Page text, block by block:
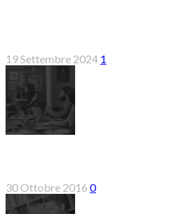
19 Settembre 2024 1
30 Ottobre 2016 0